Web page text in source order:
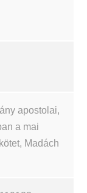
apostolai,
a mai
Madách